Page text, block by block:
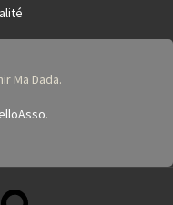
Ma Dada.
.